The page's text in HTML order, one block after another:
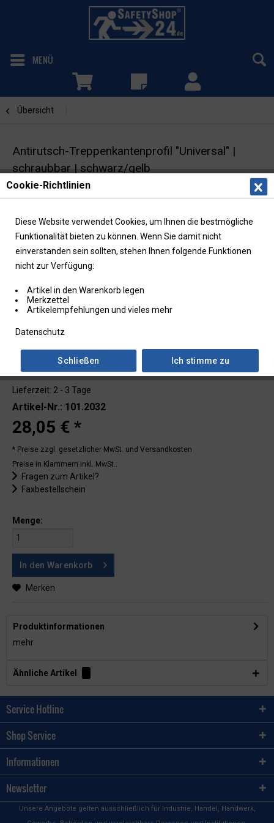
MENÜ
Übersicht
Antirutsch-Treppenkantenprofil "Universal" |
schraubbar | schwarz/gelb
Lieferzeit: 2 - 3 Tage
Artikel-Nr.: 101.2032
28,05 € *
* Preise zzgl. gesetzlicher MwSt. und Versandkosten
Preise in Klammern inkl. MwSt.:
Fragen zum Artikel?
Faxbestellschein
Menge:
In den Warenkorb
Merken
Produktinformationen
mehr
Ähnliche Artikel
Service Hotline
Shop Service
Informationen
Newsletter
Unsere Angebote gelten ausschließlich für Industrie, Handel, Handwerk,
Cookie-Richtlinien
Diese Website verwendet Cookies, um Ihnen die bestmögliche
Funktionalität bieten zu können. Wenn Sie damit nicht
einverstanden sein sollten, stehen Ihnen folgende Funktionen
nicht zur Verfügung:
Artikel in den Warenkorb legen
Merkzettel
Artikelempfehlungen und vieles mehr
Datenschutz
Ich stimme zu
Schließen